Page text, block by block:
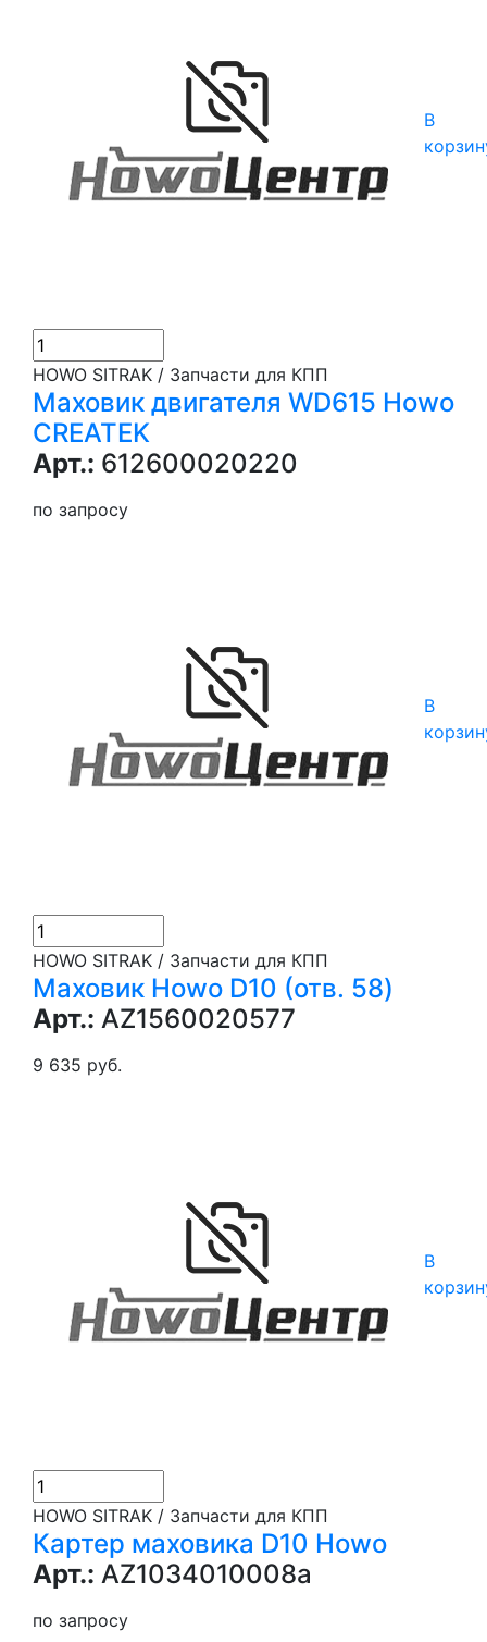
В
HOWO SITRAK / Запчасти для КПП
Маховик двигателя WD615 Howo
CREATEK
Арт.: 612600020220
по запросу
В
HOWO SITRAK / Запчасти для КПП
Маховик Howo D10 (отв. 58)
Арт.: AZ1560020577
9 635 руб.
В
HOWO SITRAK / Запчасти для КПП
Картер маховика D10 Howo
Арт.: AZ1034010008a
по запросу